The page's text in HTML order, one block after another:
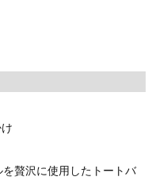
を贅沢に使用したトートバ